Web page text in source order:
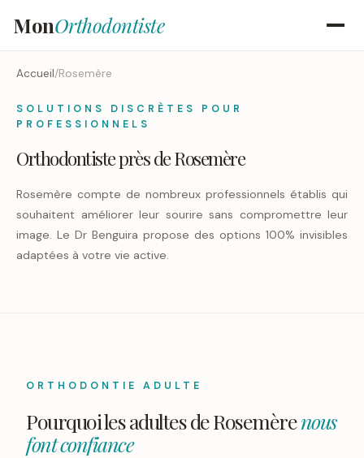
MonOrthodontiste
Accueil/Rosemère
SOLUTIONS DISCRÈTES POUR
PROFESSIONNELS
Orthodontiste près de Rosemère
Rosemère compte de nombreux professionnels établis qui
souhaitent améliorer leur sourire sans compromettre leur
image. Le Dr Benguira propose des options 100% invisibles
adaptées à votre vie active.
ORTHODONTIE ADULTE
Pourquoi les adultes de Rosemèrenous
font confiance